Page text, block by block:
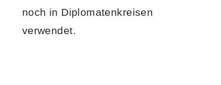
noch in Diplomatenkreisen
verwendet.